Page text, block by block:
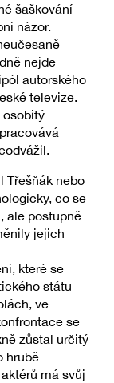
šaškování
názor.
nejde
autorského
televize.
osobitý
Třešňák nebo
co se
ale postupně
jejich
které se
státu
ve
se
zůstal určitý
hrubě
má svůj